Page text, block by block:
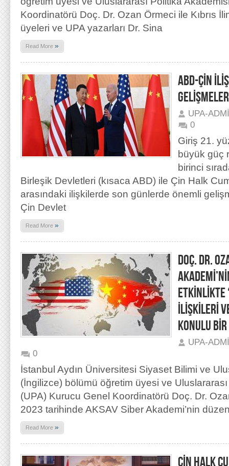
Koordinatörü Doç. Dr. Ozan Örmeci ile Kıbrıs
üyeleri ve UPA yazarları Dr. Sina
Read More »
ABD-ÇİN
GELİŞMELER
UPA-
0
Giriş 21.
büyük güç
birinci
Birleşik Devletleri (kısaca ABD) ile Çin Halk
arasındaki ilişkilerde son günlerde önemli
Çin Devlet
Read More »
DOÇ. DR.
ETKİNLİKTE
İLİŞKİLERİ
KONULU
UPA-
0
İstanbul Aydın Üniversitesi Siyaset Bilimi ve
(İngilizce) bölümü öğretim üyesi ve
(UPA) Kurucu Genel Koordinatörü Doç. Dr.
2023 tarihinde AKSAV Siber Akademi’nin
Read More »
ÇİN HALK